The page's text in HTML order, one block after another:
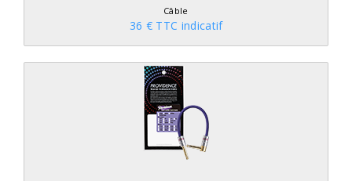
Câble
36 € TTC indicatif